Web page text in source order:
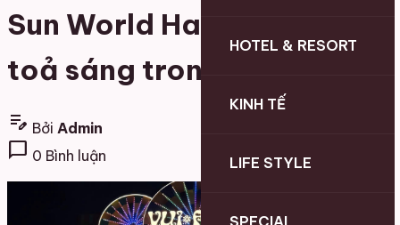
HOTEL & RESORT
KINH TẾ
LIFE STYLE
SPECIAL
Sun World Ha Long rực rỡ
toả sáng trong lòng Di sản
edit_note Bởi Admin
chat_bubble 0 Bình luận